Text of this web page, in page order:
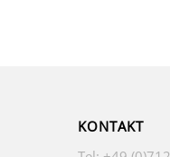
KONTAKT